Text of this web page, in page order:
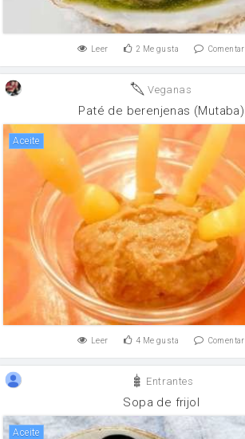
Leer 2 Me gusta Comentar
Veganas
Paté de berenjenas (Mutaba)
aceite
Leer 4 Me gusta Comentar
Entrantes
Sopa de frijol
aceite